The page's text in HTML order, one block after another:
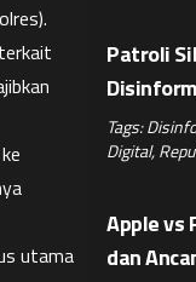
utama
Patroli
Tags:
Digital,
Apple vs
dan